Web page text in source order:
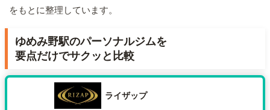
をもとに整理しています。
ゆめみ野駅のパーソナルジムを
要点だけでサクッと比較
ライザップ